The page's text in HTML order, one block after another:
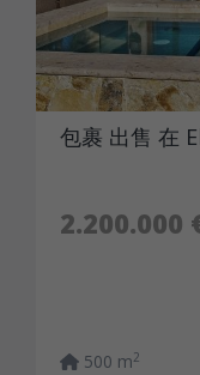
包裹 出售 在
2.200.000
500 m2